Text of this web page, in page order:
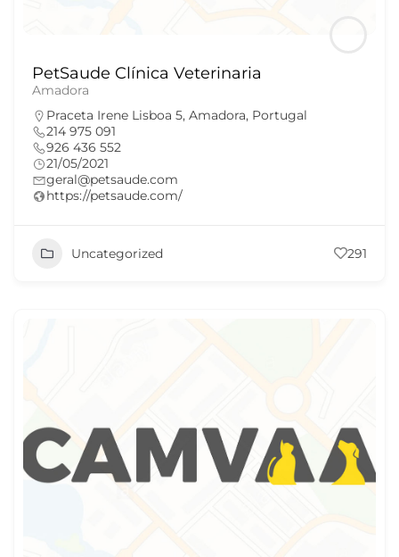
PetSaude Clínica Veterinaria
Amadora
Praceta Irene Lisboa 5, Amadora, Portugal
214 975 091
926 436 552
21/05/2021
geral@petsaude.com
https://petsaude.com/
Uncategorized 291